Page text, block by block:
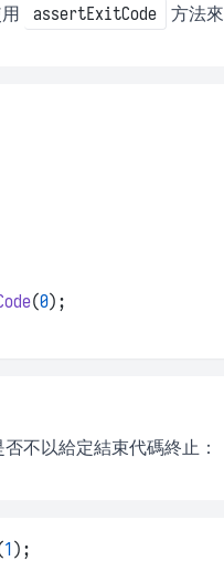
assertExitCode 方法
(0);
不以給定結束代碼終止：
1);